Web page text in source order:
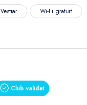
Vestiar Wi-Fi gratuit
Club validat